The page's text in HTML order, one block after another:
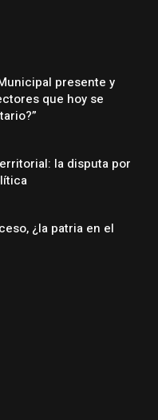
presente y
que hoy se
la disputa por
¿la patria en el